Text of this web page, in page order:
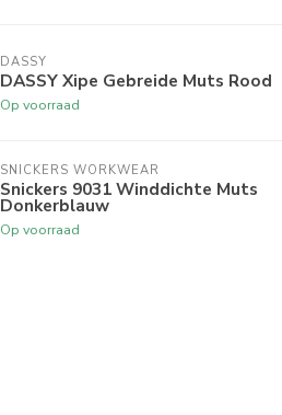
DASSY
DASSY Xipe Gebreide Muts Rood
Op voorraad
SNICKERS WORKWEAR
Snickers 9031 Winddichte Muts
Donkerblauw
Op voorraad